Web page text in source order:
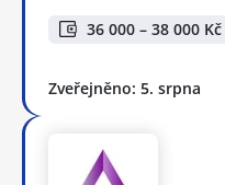
36 000 – 38 000 Kč
Zveřejněno: 5. srpna